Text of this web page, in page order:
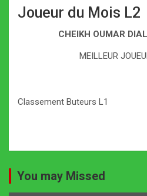
Joueur du Mois L2
CHEIKH OUMAR
MEILLEUR
Classement Buteurs L1
You may Missed